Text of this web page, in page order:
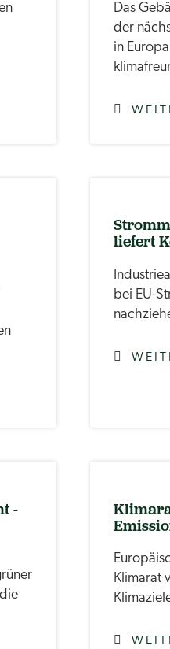
Das
der
in
liefert
bei EU-
-
Klimarat